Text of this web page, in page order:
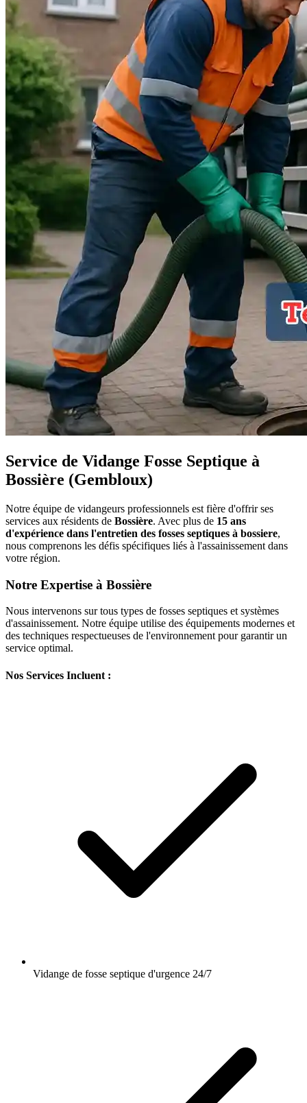
Service de Vidange Fosse Septique à
Bossière (Gembloux)
Notre équipe de vidangeurs professionnels est fière d'offrir ses
services aux résidents de Bossière. Avec plus de 15 ans
d'expérience dans l'entretien des fosses septiques à bossiere,
nous comprenons les défis spécifiques liés à l'assainissement dans
votre région.
Notre Expertise à Bossière
Nous intervenons sur tous types de fosses septiques et systèmes
d'assainissement. Notre équipe utilise des équipements modernes et
des techniques respectueuses de l'environnement pour garantir un
service optimal.
Nos Services Incluent :
Vidange de fosse septique d'urgence 24/7